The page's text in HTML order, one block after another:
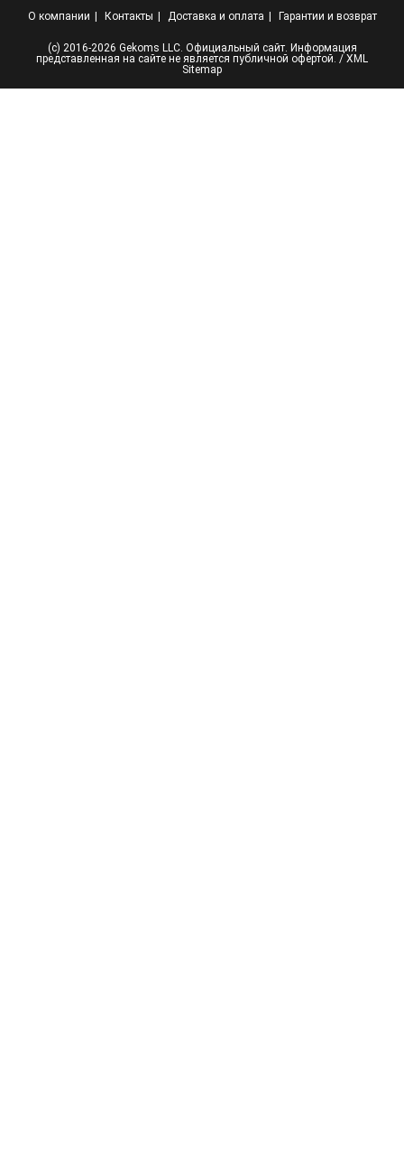
О компании Контакты Доставка и оплата Гарантии и возврат
(с) 2016-2026 Gekoms LLC. Официальный сайт. Информация
представленная на сайте не является публичной офертой. / XML
Sitemap